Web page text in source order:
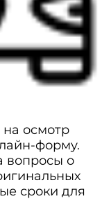
на осмотр
форму.
вопросы о
сроки для